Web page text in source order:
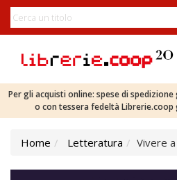
Per gli acquisti online: spese di
o con tessera fedeltà
Home Letteratura Vivere